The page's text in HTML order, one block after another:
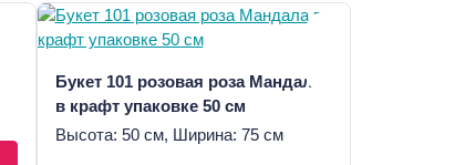
Букет 101 розовая роза Мандала
в крафт упаковке 50 см
Высота: 50 см, Ширина: 75 см